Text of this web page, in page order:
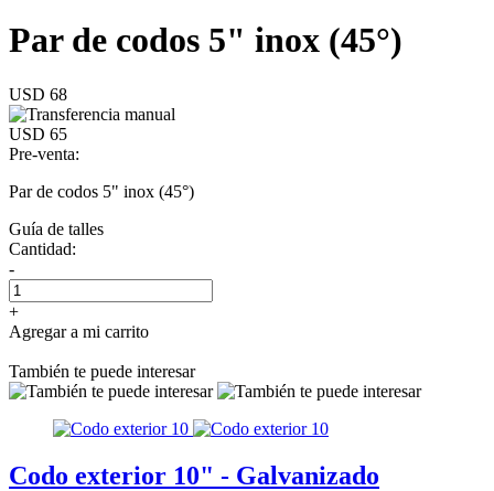
Par de codos 5" inox (45°)
USD 68
USD 65
Pre-venta:
Par de codos 5" inox (45°)
Guía de talles
Cantidad:
-
+
Agregar a mi carrito
También te puede interesar
Codo exterior 10" - Galvanizado